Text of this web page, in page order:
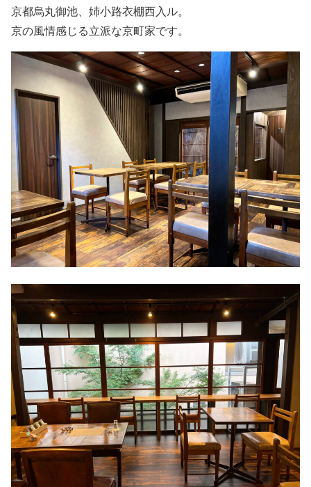
京都烏丸御池、姉小路衣棚西入ル。
京の風情感じる立派な京町家です。